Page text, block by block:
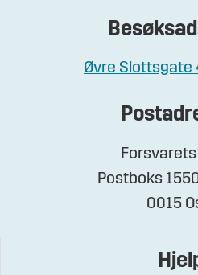
Øvre Slottsgate
Postboks
0015